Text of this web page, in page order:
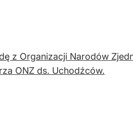
z Organizacji Narodów
ONZ ds. Uchodźców.